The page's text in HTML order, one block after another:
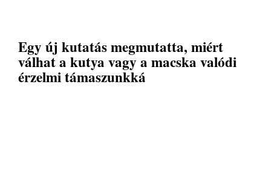
Egy új kutatás megmutatta, miért
válhat a kutya vagy a macska valódi
érzelmi támaszunkká